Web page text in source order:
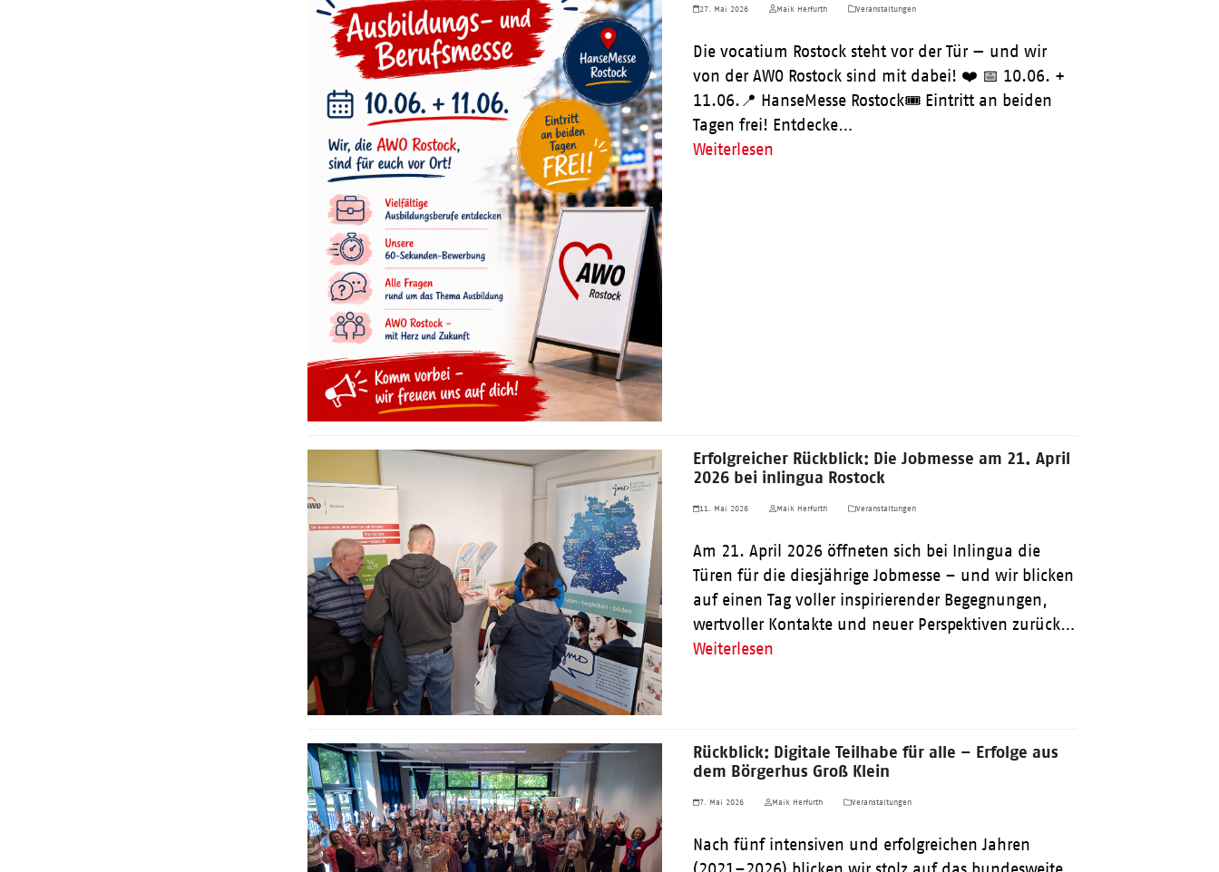
27. Mai 2026 Maik Herfurth Veranstaltungen
Die vocatium Rostock steht vor der Tür — und wir
von der AWO Rostock sind mit dabei! ❤️ 📅 10.06. +
11.06.📍 HanseMesse Rostock🎟️ Eintritt an beiden
Tagen frei! Entdecke…
Weiterlesen
Erfolgreicher Rückblick: Die Jobmesse am 21. April
2026 bei inlingua Rostock
11. Mai 2026 Maik Herfurth Veranstaltungen
Am 21. April 2026 öffneten sich bei Inlingua die
Türen für die diesjährige Jobmesse – und wir blicken
auf einen Tag voller inspirierender Begegnungen,
wertvoller Kontakte und neuer Perspektiven zurück…
Weiterlesen
Rückblick: Digitale Teilhabe für alle – Erfolge aus
dem Börgerhus Groß Klein
7. Mai 2026 Maik Herfurth Veranstaltungen
Nach fünf intensiven und erfolgreichen Jahren